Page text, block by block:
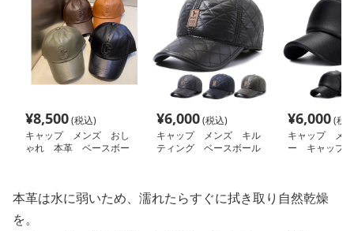
¥8,500(税込)
キャップ メンズ おし
ゃれ 本革 ベースボー
¥6,000(税込)
キャップ メンズ キル
ティング ベースボール
¥6,000(税
キャップ メ
ー キャップ
本革は水に弱いため、濡れたらすぐに拭き取り自然乾燥
を。